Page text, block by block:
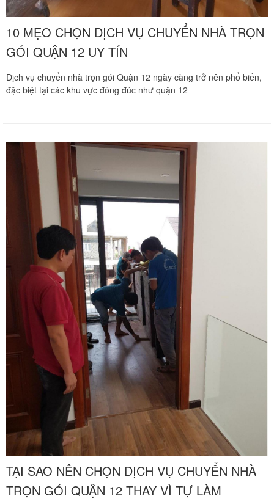
10 MẸO CHỌN DỊCH VỤ CHUYỂN NHÀ TRỌN
GÓI QUẬN 12 UY TÍN
Dịch vụ chuyển nhà trọn gói Quận 12 ngày càng trở nên phổ biến,
đặc biệt tại các khu vực đông đúc như quận 12
TẠI SAO NÊN CHỌN DỊCH VỤ CHUYỂN NHÀ
TRỌN GÓI QUẬN 12 THAY VÌ TỰ LÀM